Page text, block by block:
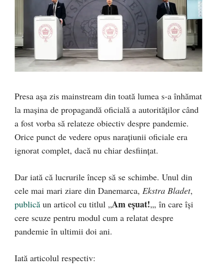
Presa așa zis mainstream din toată lumea s-a înhămat
la mașina de propagandă oficială a autorităților când
a fost vorba să relateze obiectiv despre pandemie.
Orice punct de vedere opus narațiunii oficiale era
ignorat complet, dacă nu chiar desființat.
Dar iată că lucrurile încep să se schimbe. Unul din
cele mai mari ziare din Danemarca, Ekstra Bladet,
publică un articol cu titlul „Am eșuat!„, în care își
cere scuze pentru modul cum a relatat despre
pandemie în ultimii doi ani.
Iată articolul respectiv: